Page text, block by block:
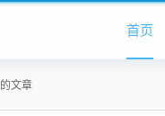
首页
的文章